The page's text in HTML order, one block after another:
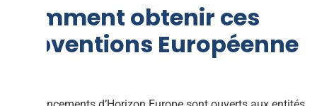
Comment obtenir ces
subventions Européenne